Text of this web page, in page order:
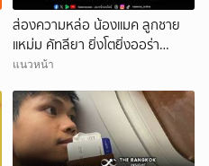
ส่องความหล่อ น้องแมค ลูกชาย
แหม่ม คัทลียา ยิ่งโตยิ่งออร่า
พระเอกพุ่ง
แนวหน้า